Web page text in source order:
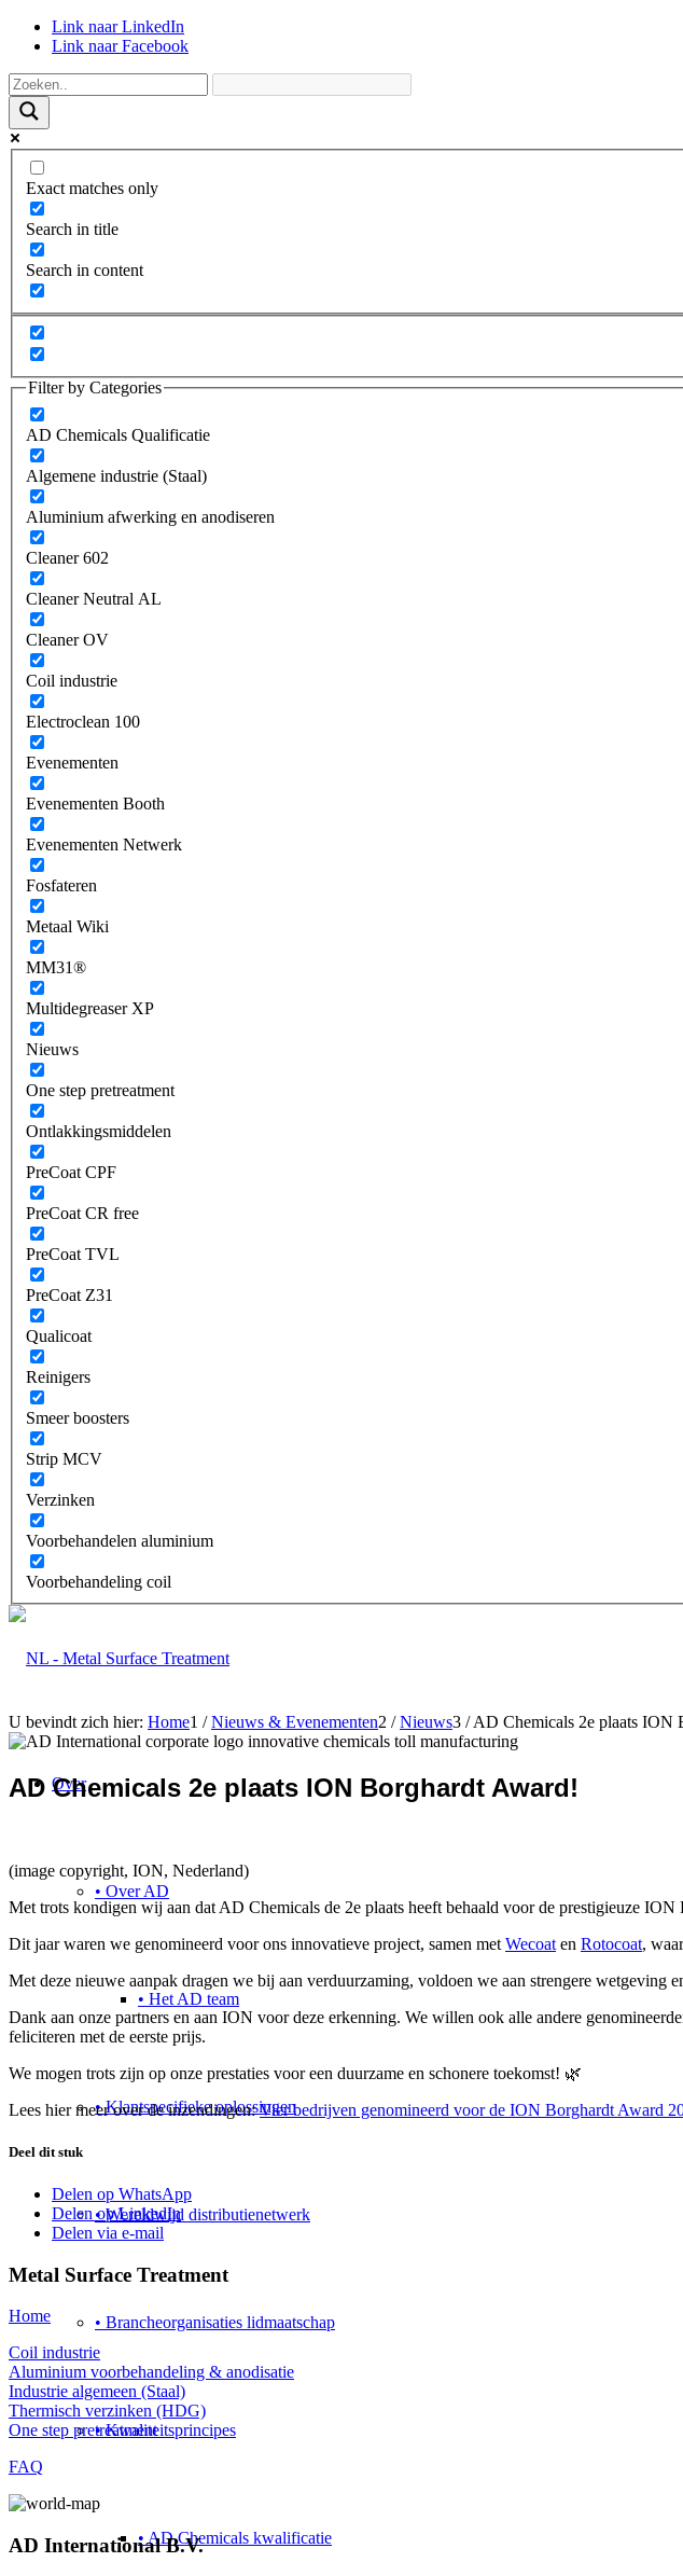
Link naar LinkedIn
Link naar Facebook
Exact matches only
Search in title
Search in content
Filter by Categories
AD Chemicals Qualificatie
Algemene industrie (Staal)
Aluminium afwerking en anodiseren
Cleaner 602
Cleaner Neutral AL
Cleaner OV
Coil industrie
Electroclean 100
Evenementen
Evenementen Booth
Evenementen Netwerk
Fosfateren
Metaal Wiki
MM31®
Multidegreaser XP
Nieuws
One step pretreatment
Ontlakkingsmiddelen
PreCoat CPF
PreCoat CR free
PreCoat TVL
PreCoat Z31
Qualicoat
Reinigers
Smeer boosters
Strip MCV
Verzinken
Voorbehandelen aluminium
Voorbehandeling coil
Over
• Over AD
• Het AD team
• Klantspecifieke oplossingen
• Wereldwijd distributienetwerk
• Brancheorganisaties lidmaatschap
• Kwaliteitsprincipes
• AD Chemicals kwalificatie
U bevindt zich hier: Home1 / Nieuws & Evenementen2 / Nieuws3 / AD Chemicals 2e plaats ION
AD Chemicals 2e plaats ION Borghardt Award!
(image copyright, ION, Nederland)
Met trots kondigen wij aan dat AD Chemicals de 2e plaats heeft behaald voor de prestigieuze
Dit jaar waren we genomineerd voor ons innovatieve project, samen met Wecoat en Rotocoat,
Met deze nieuwe aanpak dragen we bij aan verduurzaming, voldoen we aan strengere wetgeving
Dank aan onze partners en aan ION voor deze erkenning. We willen ook alle andere
feliciteren met de eerste prijs.
We mogen trots zijn op onze prestaties voor een duurzame en schonere toekomst! 🌿
Lees hier meer over de inzendingen:Vier bedrijven genomineerd voor de ION Borghardt Award
Deel dit stuk
Delen op WhatsApp
Delen op LinkedIn
Delen via e-mail
Metal Surface Treatment
Home
Coil industrie
Aluminium voorbehandeling & anodisatie
Industrie algemeen (Staal)
Thermisch verzinken (HDG)
One step pretreatment
FAQ
AD International B.V.